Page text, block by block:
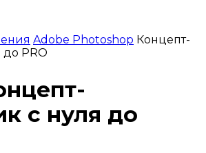
Adobe Photoshop Концепт-
PRO
с нуля до